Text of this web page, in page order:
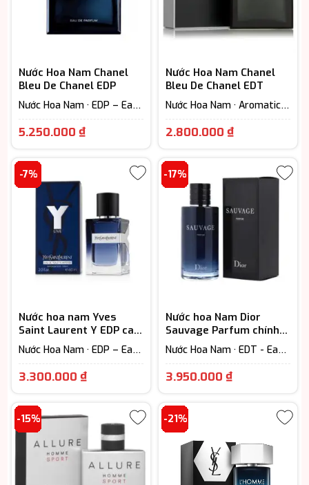
Nước Hoa Nam Chanel
Bleu De Chanel EDP
Nước Hoa Nam · EDP – Eau
7-12h) · Woody Scent -
5.250.000₫Giá
Nước Hoa Nam Chanel
Bleu De Chanel EDT
Nước Hoa Nam · Aromatic –
Eau De Parfum (Lưu hương
2.800.000 ₫Giá
-7%
Nước hoa nam Yves
Saint Laurent Y EDP cao
cấp
Nước Hoa Nam · EDP – Eau
7-12h)
3.300.000₫Khoảng
từ
3.300.000 ₫
đến
4.300.000 ₫
-17%
Nước hoa Nam Dior
Sauvage Parfum chính
hãng
Nước Hoa Nam · EDT - Eau
3-6h)
3.950.000 ₫Giá
3.950.000
-15% -21%